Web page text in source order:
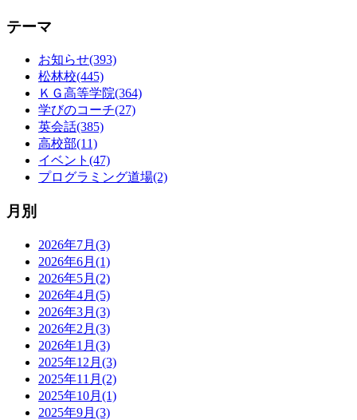
テーマ
お知らせ(393)
松林校(445)
ＫＧ高等学院(364)
学びのコーチ(27)
英会話(385)
高校部(11)
イベント(47)
プログラミング道場(2)
月別
2026年7月(3)
2026年6月(1)
2026年5月(2)
2026年4月(5)
2026年3月(3)
2026年2月(3)
2026年1月(3)
2025年12月(3)
2025年11月(2)
2025年10月(1)
2025年9月(3)